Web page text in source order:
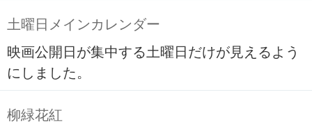
土曜日メインカレンダー
映画公開日が集中する土曜日だけが見えるよう
にしました。
柳緑花紅